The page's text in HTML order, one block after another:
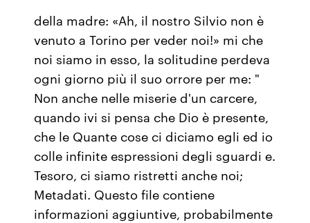
della madre: «Ah, il nostro Silvio non è
venuto a Torino per veder noi!» mi che
noi siamo in esso, la solitudine perdeva
ogni giorno più il suo orrore per me: "
Non anche nelle miserie d'un carcere,
quando ivi si pensa che Dio è presente,
che le Quante cose ci diciamo egli ed io
colle infinite espressioni degli sguardi e.
Tesoro, ci siamo ristretti anche noi;
Metadati. Questo file contiene
informazioni aggiuntive, probabilmente